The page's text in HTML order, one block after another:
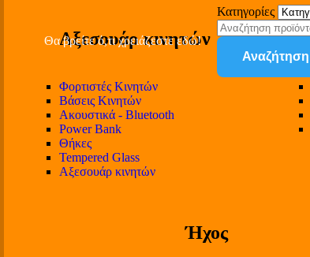
Αξεσουάρ κινητών
Φορτιστές Κινητών
Βάσεις Κινητών
Ακουστικά - Bluetooth
Power Bank
Θήκες
Tempered Glass
Αξεσουάρ κινητών
Ήχος
Θα βρείτε ό,τι χρειάζεστε εδώ!
Κατηγορίες
Αναζήτηση